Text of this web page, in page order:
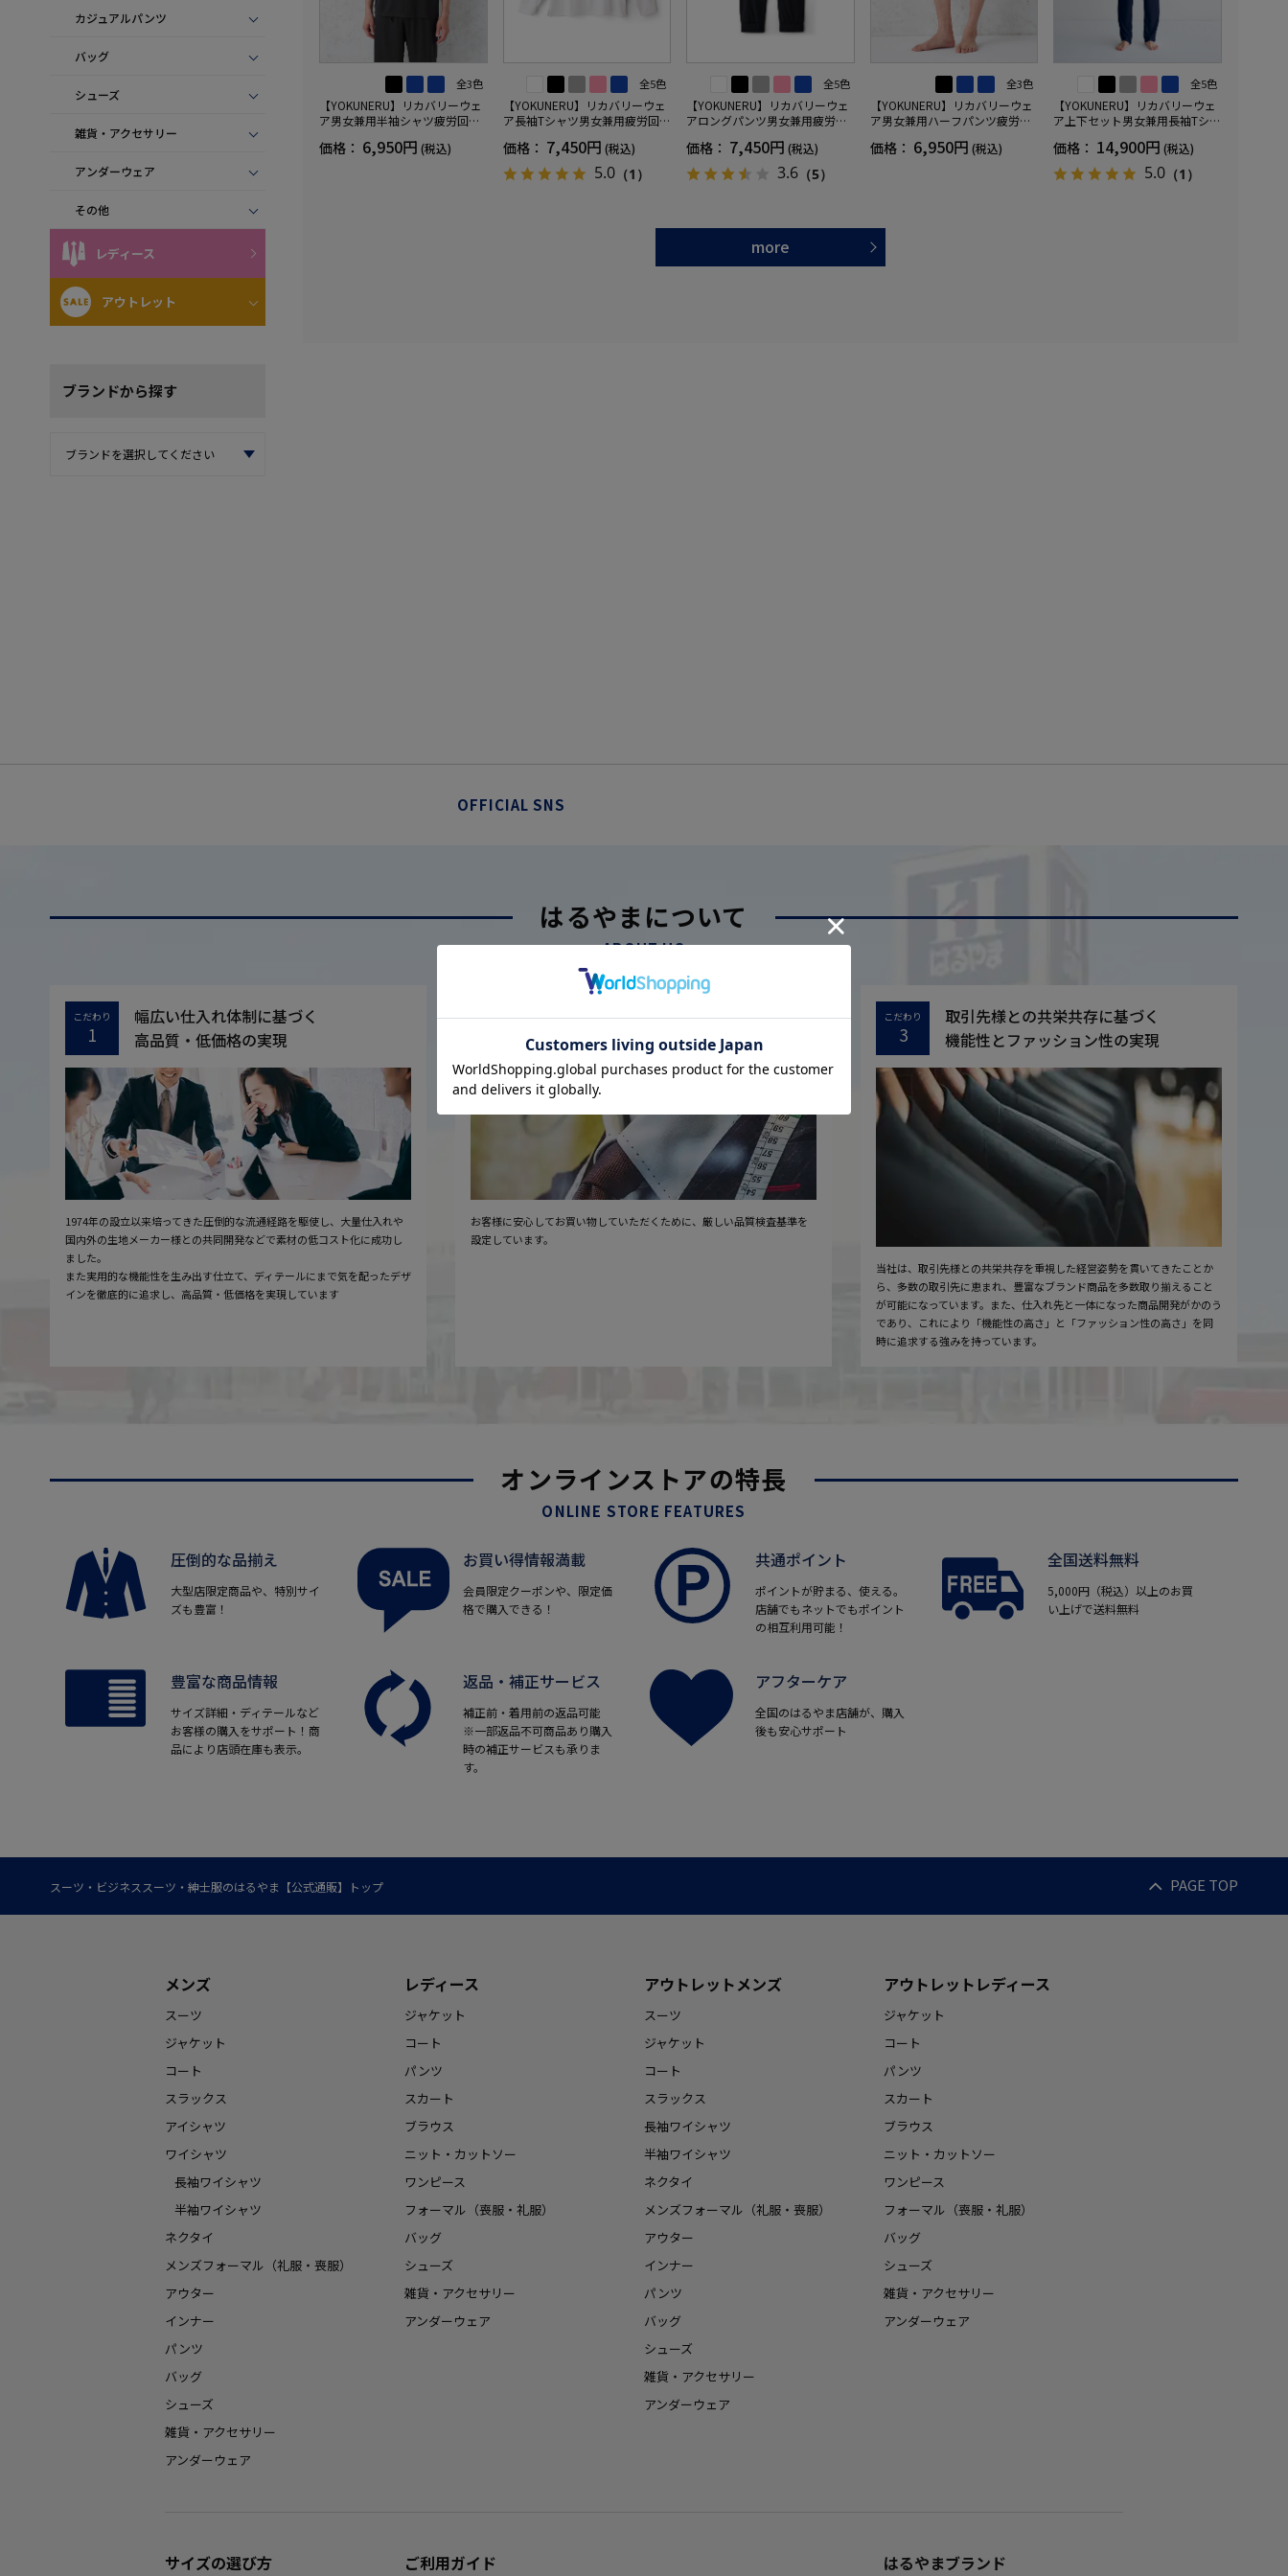
カジュアルパンツ
バッグ
シューズ
雑貨・アクセサリー
アンダーウェア
その他
レディース
アウトレット
ブランドから探す
全3色
【YOKUNERU】リカバリーウェ
ア男女兼用半袖シャツ疲労回復
(R)【一般医療機器】SS～LLサイ
価格： 6,950円 (税込)
全5色
【YOKUNERU】リカバリーウェ
ア長袖Tシャツ男女兼用疲労回復
(R)【一般医療機器】SS～LLサイ
ズ
価格： 7,450円 (税込)
5.0（1）
全5色
【YOKUNERU】リカバリーウェ
アロングパンツ男女兼用疲労回
IX(R)【一般医療機器】SS～LLサ
イズ
価格： 7,450円 (税込)
3.6 （5）
全3色
【YOKUNERU】リカバリーウェ
ア男女兼用ハーフパンツ疲労回
IX(R)【一般医療機器】SS～LLサ
価格： 6,950円 (税込)
全5色
【YOKUNERU】リカバリーウェ
ア上下セット男女兼用長袖Tシャ
進遠赤外線快眠NANOMIX(R)【一
般医療機器】SS～LLサイズ
価格： 14,900円 (税込)
5.0 （1）
more
OFFICIAL SNS
はるやまについて
ABOUT US
こだわり
1
幅広い仕入れ体制に基づく
高品質・低価格の実現
1974年の設立以来培ってきた圧倒的な流通経路を駆使し、大量仕入れや
国内外の生地メーカー様との共同開発などで素材の低コスト化に成功し
ました。
また実用的な機能性を生み出す仕立て、ディテールにまで気を配ったデザ
インを徹底的に追求し、高品質・低価格を実現しています
こだわり
厳しい品質管理体制に基づく
安心の実現
お客様に安心してお買い物していただくために、厳しい品質検査基準を
設定しています。
こだわり
3
取引先様との共栄共存に基づく
機能性とファッション性の実現
当社は、取引先様との共栄共存を重視した経営姿勢を貫いてきたことか
ら、多数の取引先に恵まれ、豊富なブランド商品を多数取り揃えること
が可能になっています。また、仕入れ先と一体になった商品開発がかのう
であり、これにより「機能性の高さ」と「ファッション性の高さ」を同
時に追求する強みを持っています。
オンラインストアの特長
ONLINE STORE FEATURES
圧倒的な品揃え
大型店限定商品や、特別サイ
ズも豊富！
お買い得情報満載
会員限定クーポンや、限定価
格で購入できる！
共通ポイント
ポイントが貯まる、使える。
店舗でもネットでもポイント
の相互利用可能！
全国送料無料
5,000円（税込）以上のお買
い上げで送料無料
豊富な商品情報
サイズ詳細・ディテールなど
お客様の購入をサポート！商
品により店頭在庫も表示。
返品・補正サービス
補正前・着用前の返品可能
※一部返品不可商品あり購入
時の補正サービスも承りま
す。
アフターケア
全国のはるやま店舗が、購入
後も安心サポート
スーツ・ビジネススーツ・紳士服のはるやま【公式通販】トップ PAGE TOP
メンズ
スーツ
ジャケット
コート
スラックス
アイシャツ
ワイシャツ
長袖ワイシャツ
半袖ワイシャツ
ネクタイ
メンズフォーマル（礼服・喪服）
アウター
インナー
パンツ
バッグ
シューズ
雑貨・アクセサリー
アンダーウェア
レディース
ジャケット
コート
パンツ
スカート
ブラウス
ニット・カットソー
ワンピース
フォーマル（喪服・礼服）
バッグ
シューズ
雑貨・アクセサリー
アンダーウェア
アウトレットメンズ
スーツ
ジャケット
コート
スラックス
長袖ワイシャツ
半袖ワイシャツ
ネクタイ
メンズフォーマル（礼服・喪服）
アウター
インナー
パンツ
バッグ
シューズ
雑貨・アクセサリー
アンダーウェア
アウトレットレディース
ジャケット
コート
パンツ
スカート
ブラウス
ニット・カットソー
ワンピース
フォーマル（喪服・礼服）
バッグ
シューズ
雑貨・アクセサリー
アンダーウェア
サイズの選び方 ご利用ガイド はるやまブランド